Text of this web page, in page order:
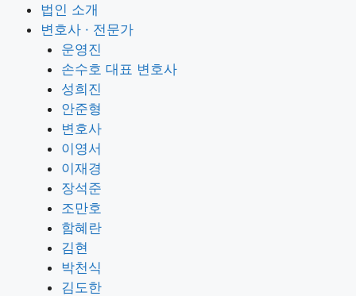
법인 소개
변호사 · 전문가
운영진
손수호 대표 변호사
성희진
안준형
변호사
이영서
이재경
장석준
조만호
함혜란
김현
박천식
김도한